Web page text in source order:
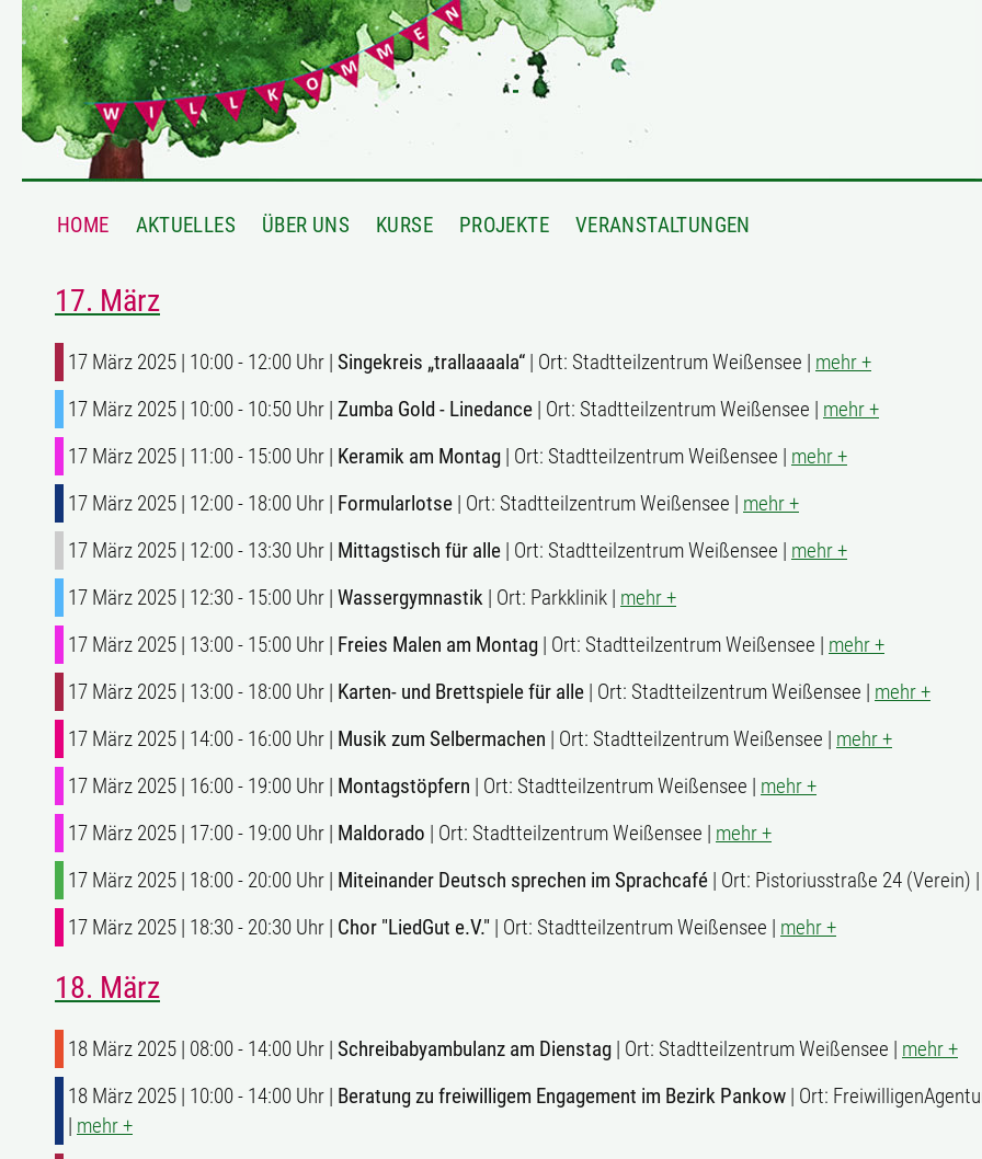
HOME AKTUELLES ÜBER UNS KURSE PROJEKTE VERANSTALTUNGEN
17. März
17 März 2025 | 10:00 - 12:00 Uhr | Singekreis „trallaaaala“ | Ort: Stadtteilzentrum Weißensee | mehr +
17 März 2025 | 10:00 - 10:50 Uhr | Zumba Gold - Linedance | Ort: Stadtteilzentrum Weißensee | mehr +
17 März 2025 | 11:00 - 15:00 Uhr | Keramik am Montag | Ort: Stadtteilzentrum Weißensee | mehr +
17 März 2025 | 12:00 - 18:00 Uhr | Formularlotse | Ort: Stadtteilzentrum Weißensee | mehr +
17 März 2025 | 12:00 - 13:30 Uhr | Mittagstisch für alle | Ort: Stadtteilzentrum Weißensee | mehr +
17 März 2025 | 12:30 - 15:00 Uhr | Wassergymnastik | Ort: Parkklinik | mehr +
17 März 2025 | 13:00 - 15:00 Uhr | Freies Malen am Montag | Ort: Stadtteilzentrum Weißensee | mehr +
17 März 2025 | 13:00 - 18:00 Uhr | Karten- und Brettspiele für alle | Ort: Stadtteilzentrum Weißensee | mehr +
17 März 2025 | 14:00 - 16:00 Uhr | Musik zum Selbermachen | Ort: Stadtteilzentrum Weißensee | mehr +
17 März 2025 | 16:00 - 19:00 Uhr | Montagstöpfern | Ort: Stadtteilzentrum Weißensee | mehr +
17 März 2025 | 17:00 - 19:00 Uhr | Maldorado | Ort: Stadtteilzentrum Weißensee | mehr +
17 März 2025 | 18:00 - 20:00 Uhr | Miteinander Deutsch sprechen im Sprachcafé | Ort: Pistoriusstraße 24 (Verein) |
17 März 2025 | 18:30 - 20:30 Uhr | Chor "LiedGut e.V." | Ort: Stadtteilzentrum Weißensee | mehr +
18. März
18 März 2025 | 08:00 - 14:00 Uhr | Schreibabyambulanz am Dienstag | Ort: Stadtteilzentrum Weißensee | mehr +
18 März 2025 | 10:00 - 14:00 Uhr | Beratung zu freiwilligem Engagement im Bezirk Pankow | Ort:
| mehr +